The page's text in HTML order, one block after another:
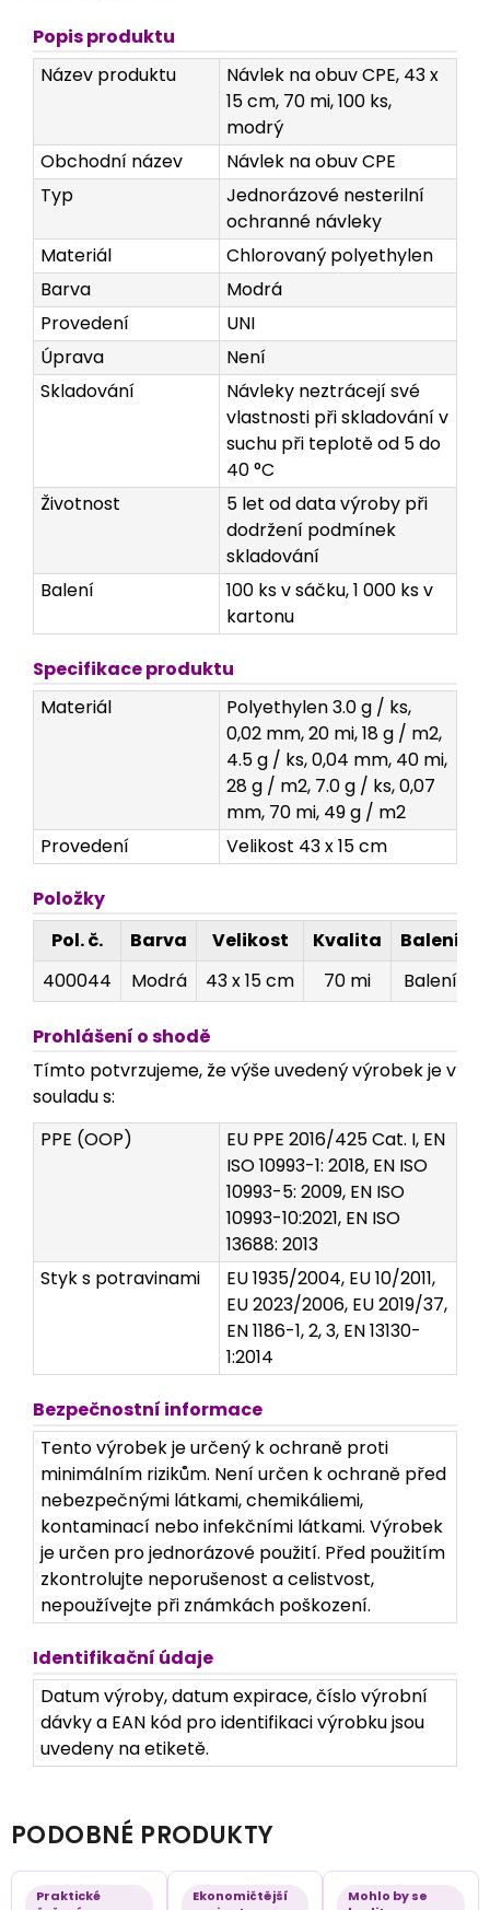
Popis produktu
Název produktu
Návlek na obuv CPE, 43 x
15 cm, 70 mi, 100 ks,
modrý
Obchodní název
Návlek na obuv CPE
Typ
Jednorázové nesterilní
ochranné návleky
Materiál
Chlorovaný polyethylen
Barva
Modrá
Provedení
UNI
Úprava
Není
Skladování
Návleky neztrácejí své
vlastnosti při skladování v
suchu při teplotě od 5 do
40 °C
Životnost
5 let od data výroby při
dodržení podmínek
skladování
Balení
100 ks v sáčku, 1 000 ks v
kartonu
Specifikace produktu
Materiál
Polyethylen 3.0 g / ks,
0,02 mm, 20 mi, 18 g / m2,
4.5 g / ks, 0,04 mm, 40 mi,
28 g / m2, 7.0 g / ks, 0,07
mm, 70 mi, 49 g / m2
Provedení
Velikost 43 x 15 cm
Položky
Pol. č.
Barva Velikost Kvalita Balení
400044
Modrá 43 x 15 cm 70 mi Balení
Prohlášení o shodě
Tímto potvrzujeme, že výše uvedený výrobek je v
souladu s:
PPE (OOP)
EU PPE 2016/425 Cat. I, EN
ISO 10993-1: 2018, EN ISO
10993-5: 2009, EN ISO
10993-10:2021, EN ISO
13688: 2013
Styk s potravinami
EU 1935/2004, EU 10/2011,
EU 2023/2006, EU 2019/37,
EN 1186-1, 2, 3, EN 13130-
1:2014
Bezpečnostní informace
Tento výrobek je určený k ochraně proti
minimálním rizikům. Není určen k ochraně před
nebezpečnými látkami, chemikáliemi,
kontaminací nebo infekčními látkami. Výrobek
je určen pro jednorázové použití. Před použitím
zkontrolujte neporušenost a celistvost,
nepoužívejte při známkách poškození.
Identifikační údaje
Datum výroby, datum expirace, číslo výrobní
dávky a EAN kód pro identifikaci výrobku jsou
uvedeny na etiketě.
PODOBNÉ PRODUKTY
Praktické
Ekonomičtější
Mohlo by se